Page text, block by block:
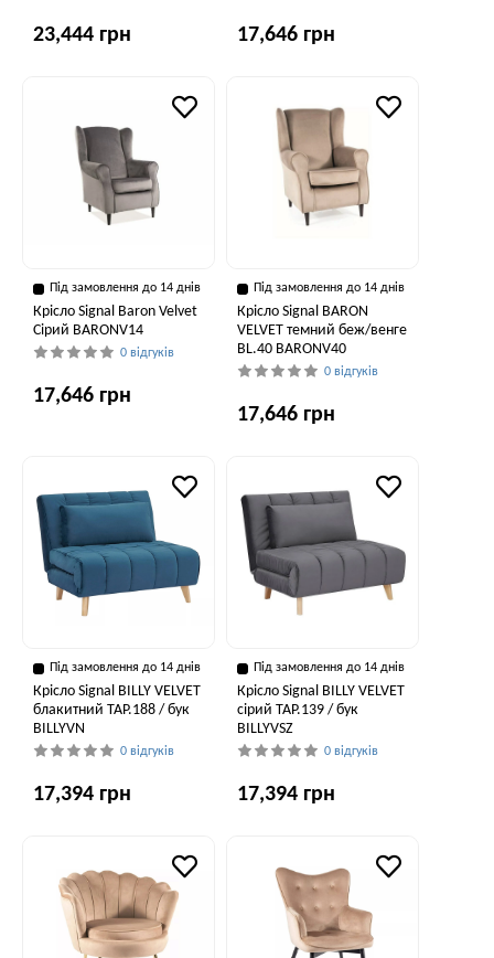
23,444 грн 17,646 грн
Під замовлення до 14 днів
Крісло Signal Baron Velvet
Сірий BARONV14
0 відгуків
17,646 грн
Під замовлення до 14 днів
Крісло Signal BARON
VELVET темний беж/венге
BL.40 BARONV40
0 відгуків
17,646 грн
Під замовлення до 14 днів
Крісло Signal BILLY VELVET
блакитний TAP.188 / бук
BILLYVN
0 відгуків
17,394 грн
Під замовлення до 14 днів
Крісло Signal BILLY VELVET
сірий TAP.139 / бук
BILLYVSZ
0 відгуків
17,394 грн